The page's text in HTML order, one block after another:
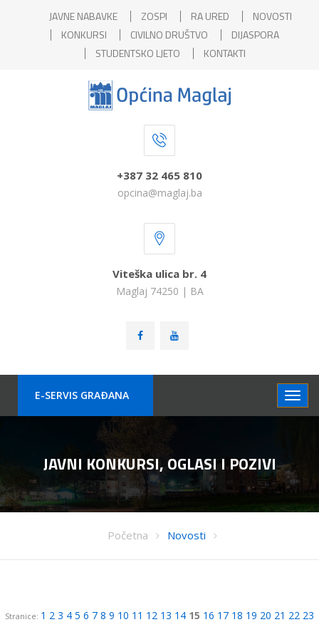
JAVNE NABAVKE ZOSPI RA URED
NOVOSTI
KONKURSI
CIVILNO DRUŠTVO
DIJASPORA
STUDENTSKO LJETO
KONTAKTI
+387 32 465 810
opcina@maglaj.ba
Viteška ulica br. 4
Maglaj 74250 | BA
E-SERVIS GRAÐANA
JAVNI KONKURSI, OGLASI I POZIVI
Početna Novosti
Stranice: 1 2 3 4 5 6 7 8 9 10 11 12 13 14 15 16 17 18 19 20 21 22 23